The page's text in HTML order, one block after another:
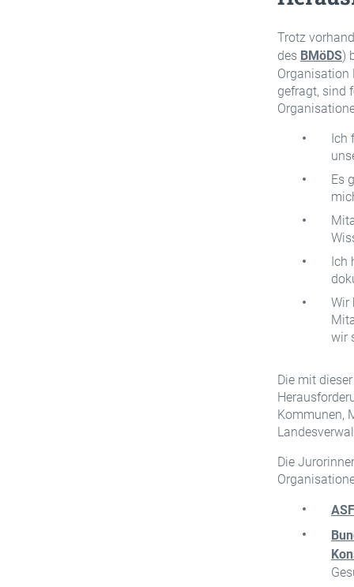
Trotz
des BMöDS)
Organisation
gefragt, sind
Ich
Es
Ich
Wir
wir
Die mit
Kommunen,
Die